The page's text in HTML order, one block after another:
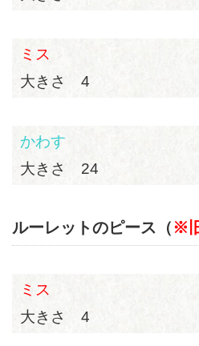
ミス
大きさ 4
かわす
大きさ 24
ルーレットのピース（※
ミス
大きさ 4